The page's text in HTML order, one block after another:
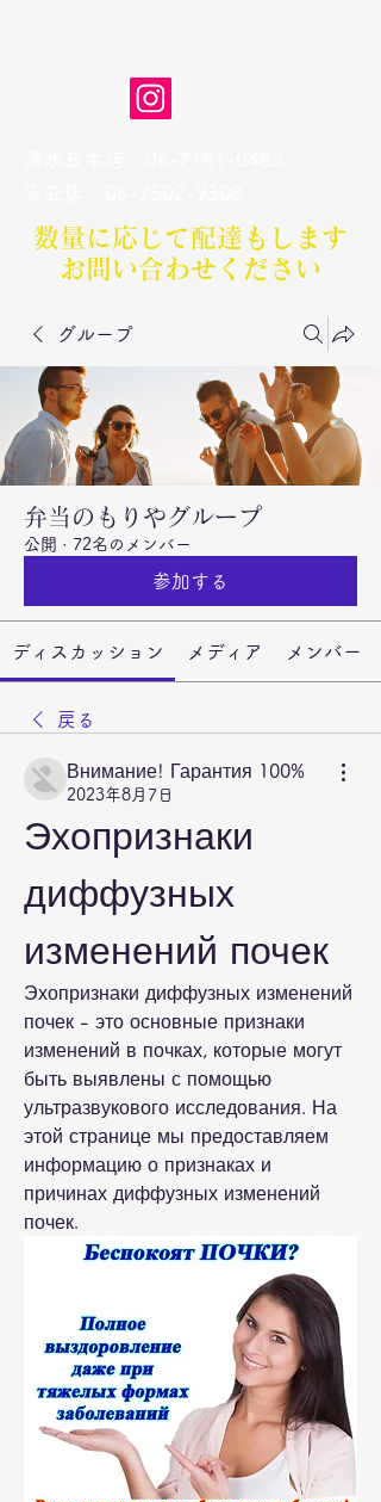
数量に応じて配達もします​
お問い合わせください
グループ
弁当のもりやグループ
公開 · 72名のメンバー
参加する
ディスカッション メディア メンバー
戻る
Внимание! Гарантия 100%
2023年8月7日
Эхопризнаки
диффузных
изменений почек
Эхопризнаки диффузных изменений
почек - это основные признаки
изменений в почках, которые могут
быть выявлены с помощью
ультразвукового исследования. На
этой странице мы предоставляем
информацию о признаках и
причинах диффузных изменений
почек.